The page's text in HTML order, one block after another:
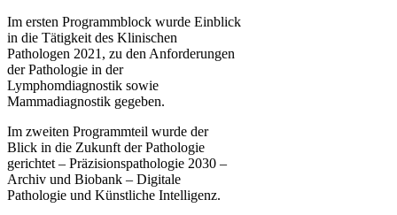
Im ersten Programmblock wurde Einblick
in die Tätigkeit des Klinischen
Pathologen 2021, zu den Anforderungen
der Pathologie in der
Lymphomdiagnostik sowie
Mammadiagnostik gegeben.
Im zweiten Programmteil wurde der
Blick in die Zukunft der Pathologie
gerichtet – Präzisionspathologie 2030 –
Archiv und Biobank – Digitale
Pathologie und Künstliche Intelligenz.